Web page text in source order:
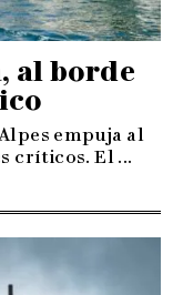
al borde
empuja al
críticos. El ...